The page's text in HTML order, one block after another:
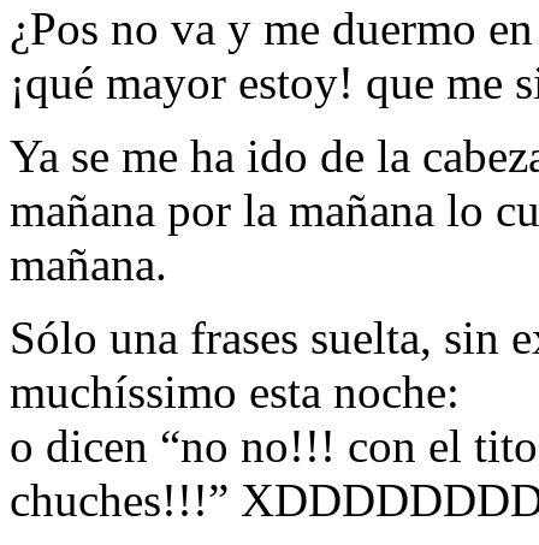
¿Pos no va y me duermo
¡qué mayor estoy! que me
Ya se me ha ido de la
mañana por la mañana lo
mañana.
Sólo una frases suelta, sin
muchíssimo esta noche:
o dicen “no no!!! con el
chuches!!!”